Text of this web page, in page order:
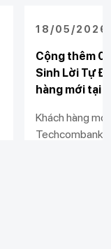
18/05/2026
Cộng thêm
Sinh Lời Tự
hàng mới tại
Khách hàng
Techcombank,